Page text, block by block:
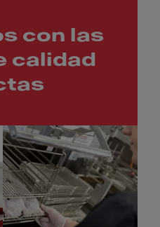
con las
calidad